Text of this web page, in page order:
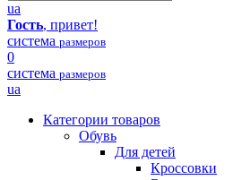
ua
Гость, привет!
система размеров
0
система размеров
ua
Категории товаров
Обувь
Для детей
Кроссовки